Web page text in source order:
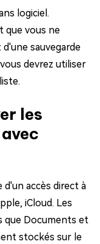
logiciel.
que vous ne
sauvegarde
devrez utiliser
les
d'un accès direct à
iCloud. Les
que Documents et
stockés sur le